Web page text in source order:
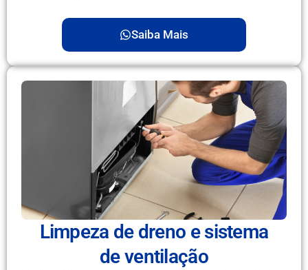
Saiba Mais
Limpeza de dreno e sistema
de ventilação